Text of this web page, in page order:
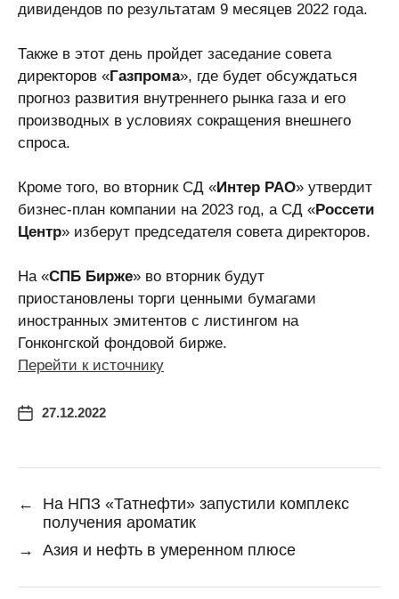
дивидендов по результатам 9 месяцев 2022 года.
Также в этот день пройдет заседание совета
директоров «Газпрома», где будет обсуждаться
прогноз развития внутреннего рынка газа и его
производных в условиях сокращения внешнего
спроса.
Кроме того, во вторник СД «Интер РАО» утвердит
бизнес-план компании на 2023 год, а СД «Россети
Центр» изберут председателя совета директоров.
На «СПБ Бирже» во вторник будут
приостановлены торги ценными бумагами
иностранных эмитентов с листингом на
Гонконгской фондовой бирже.
Перейти к источнику
27.12.2022
←
На НПЗ «Татнефти» запустили комплекс
получения ароматик
→
Азия и нефть в умеренном плюсе